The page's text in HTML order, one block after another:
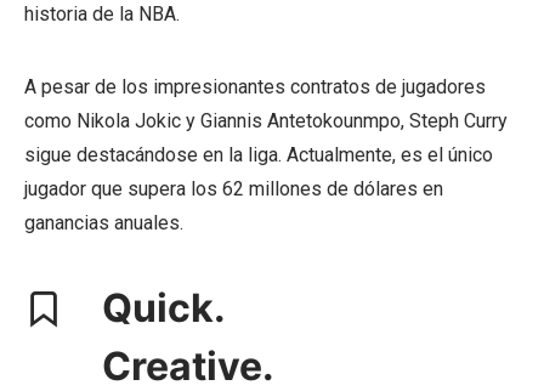
historia de la NBA.
A pesar de los impresionantes contratos de jugadores
como Nikola Jokic y Giannis Antetokounmpo, Steph Curry
sigue destacándose en la liga. Actualmente, es el único
jugador que supera los 62 millones de dólares en
ganancias anuales.
Quick.
Creative.